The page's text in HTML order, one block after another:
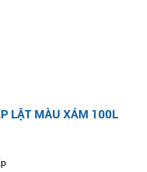
LẬT MÀU XÁM 100L